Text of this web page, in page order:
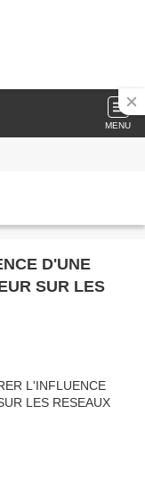
MENU
D'UNE
SUR LES